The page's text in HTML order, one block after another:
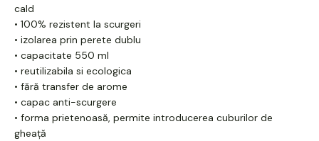
cald
• 100% rezistent la scurgeri
• izolarea prin perete dublu
• capacitate 550 ml
• reutilizabila si ecologica
• fără transfer de arome
• capac anti-scurgere
• forma prietenoasă, permite introducerea cuburilor de
gheață